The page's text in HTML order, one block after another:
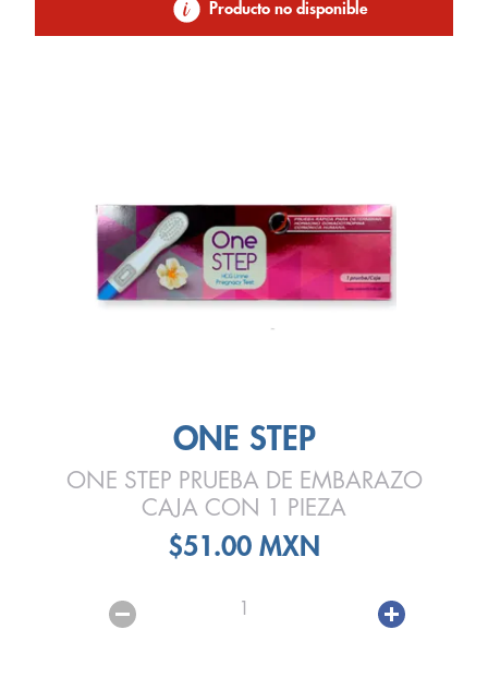
Producto no disponible
ONE STEP
ONE STEP PRUEBA DE EMBARAZO
CAJA CON 1 PIEZA
$51.00 MXN
1